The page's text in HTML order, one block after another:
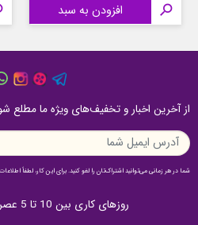
 افزودن به سبد
از آخرین اخبار و تخفیف‌های ویژه ما مطلع
شما در هر زمانی می‌توانید اشتراک‌تان را لغو کنید. برای این کار، لطفاً
روزهای کاری بین 10 تا 5 عصر در دسترس هستیم.